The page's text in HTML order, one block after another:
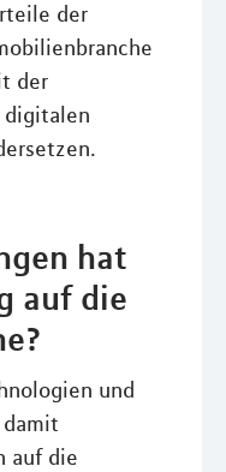
der
der
digitalen
hat
auf die
und
auf die